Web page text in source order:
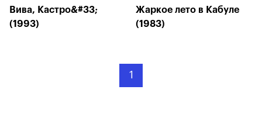
Вива, Кастро&#33;
(1993)
Жаркое лето в Кабуле
(1983)
1